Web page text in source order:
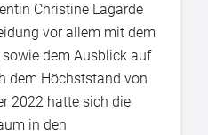
Christine Lagarde
vor allem mit dem
dem Ausblick auf
dem Höchststand von
2022 hatte sich die
in den